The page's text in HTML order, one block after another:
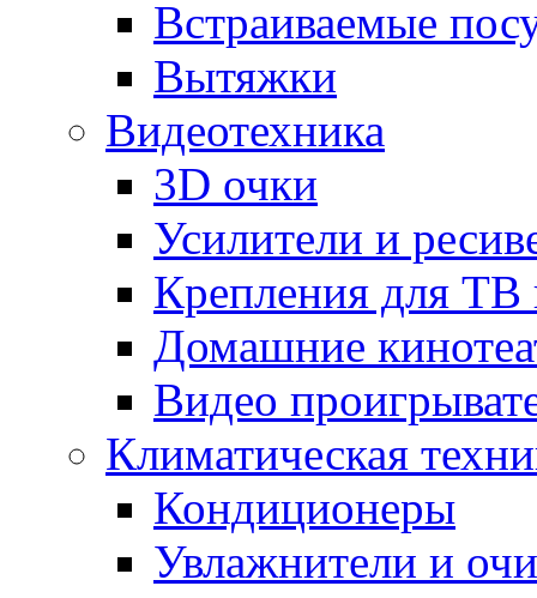
Встраиваемые
Вытяжки
Видеотехника
3D очки
Усилители и
Крепления для ТВ
Домашние
Видео
Климатическая
Кондиционеры
Увлажнители и